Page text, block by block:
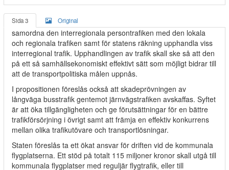
Sida 3 Original
samordna den interregionala persontrafiken med den lokala
och regionala trafiken samt för statens räkning upphandla viss
interregional trafik. Upphandlingen av trafik skall ske så att den
på ett så samhällsekonomiskt effektivt sätt som möjligt bidrar till
att de transportpolitiska målen uppnås.
I propositionen föreslås också att skadeprövningen av
långväga busstrafik gentemot järnvägstrafiken avskaffas. Syftet
är att öka tillgängligheten och ge förutsättningar för en bättre
trafikförsörjning i övrigt samt att främja en effektiv konkurrens
mellan olika trafikutövare och transportlösningar.
Staten föreslås ta ett ökat ansvar för driften vid de kommunala
flygplatserna. Ett stöd på totalt 115 miljoner kronor skall utgå till
kommunala flygplatser med reguljär flygtrafik, eller till